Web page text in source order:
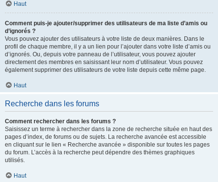
Haut
Comment puis-je ajouter/supprimer des utilisateurs de ma liste d’amis ou
d’ignorés ?
Vous pouvez ajouter des utilisateurs à votre liste de deux manières. Dans le
profil de chaque membre, il y a un lien pour l’ajouter dans votre liste d’amis ou
d’ignorés. Ou, depuis votre panneau de l’utilisateur, vous pouvez ajouter
directement des membres en saisissant leur nom d’utilisateur. Vous pouvez
également supprimer des utilisateurs de votre liste depuis cette même page.
Haut
Recherche dans les forums
Comment rechercher dans les forums ?
Saisissez un terme à rechercher dans la zone de recherche située en haut des
pages d’index, de forums ou de sujets. La recherche avancée est accessible
en cliquant sur le lien « Recherche avancée » disponible sur toutes les pages
du forum. L’accès à la recherche peut dépendre des thèmes graphiques
utilisés.
Haut